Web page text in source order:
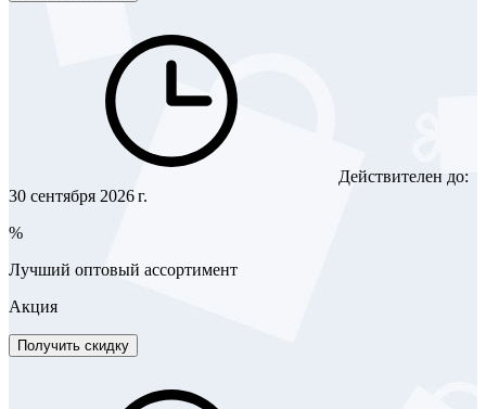
Действителен до:
30 сентября 2026 г.
%
Лучший оптовый ассортимент
Акция
Получить скидку